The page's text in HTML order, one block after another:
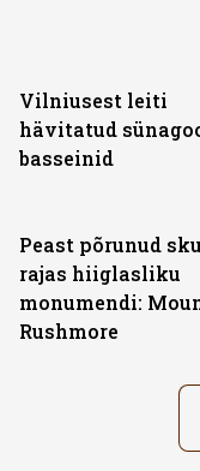
Vilniusest leiti
hävitatud
basseinid
Peast põrunud
rajas hiiglasliku
monumendi:
Rushmore